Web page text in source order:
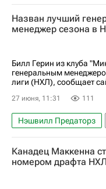
Баффало
Илья
Нью-Джерси Девилз
Назван лучший
менеджер сезона в
Билл Герин из клуба
генеральным
лиги (НХЛ), сообщает
27 июня, 11:31 111
Нэшвилл Предаторз
Кирилл Капризов
Миннесота Уайлд
Канадец Маккенна
номером драфта НХЛ